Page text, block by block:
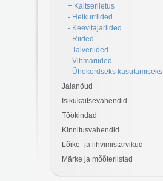
+ Kaitseriietus
- Helkurriided
- Keevitajariided
- Riided
- Talveriided
- Vihmariided
- Ühekordseks kasutamiseks
Jalanõud
Isikukaitsevahendid
Töökindad
Kinnitusvahendid
Lõike- ja lihvimistarvikud
Märke ja mõõteriistad